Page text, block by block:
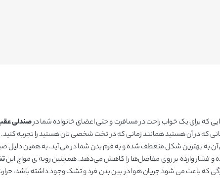
ایی که برای یک خواب راحت در مسافرت و حتی اعضای خانواده شما درصندلی
که در آن هستید همانند زمانی که در تخت شخصی تان هستید را تجربه کنید.
به بهترین شکل منعطف شده و به فرم بدن شما در می آید. به همین دلیل
و فشار وارده بر روی مفاصل‌ها را کاهش می‌دهد. همچنین رویه ی مواج این
که باعث می شود جریان هوا در بین بدن فرد و تشک وجود داشته باشد،